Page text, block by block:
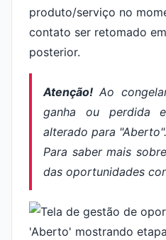
produto/serviço no
contato ser retomado
posterior.
Atenção! Ao
ganha ou perdida
alterado para "Aberto".
Para saber mais
das oportunidades